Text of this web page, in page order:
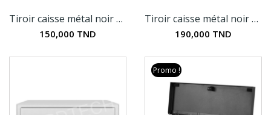
Tiroir caisse métal noir ECD-410
150,000 TND
Tiroir caisse métal noir RJ11
190,000 TND
Promo !